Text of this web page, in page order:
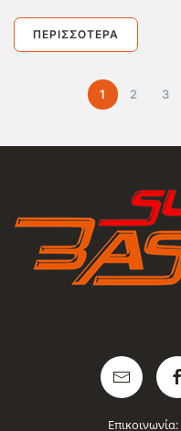
ΠΕΡΙΣΣΌΤΕΡΑ
1 2 3
Επικοινωνία: